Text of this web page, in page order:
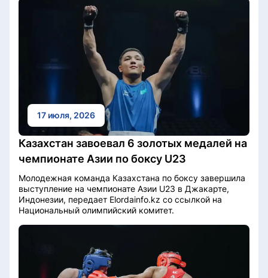
17 июля, 2026
Казахстан завоевал 6 золотых медалей на
чемпионате Азии по боксу U23
Молодежная команда Казахстана по боксу завершила
выступление на чемпионате Азии U23 в Джакарте,
Индонезии, передает Elordainfo.kz со ссылкой на
Национальный олимпийский комитет.